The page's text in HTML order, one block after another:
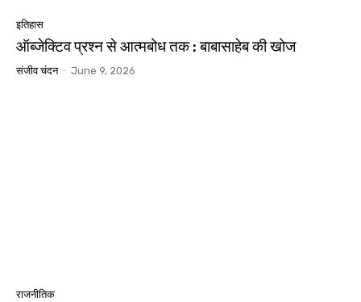
इतिहास
ऑब्जेक्टिव प्रश्न से आत्मबोध तक : बाबासाहेब की खोज
संजीव चंदन - June 9, 2026
राजनीतिक